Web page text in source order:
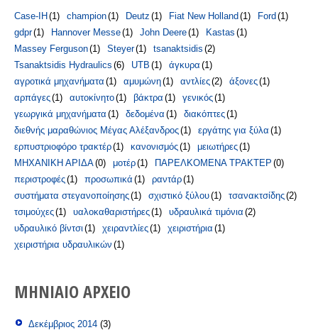
Case-IH (1) champion(1) Deutz (1) Fiat New Holland (1) Ford (1)
gdpr(1) Hannover Messe(1) John Deere(1) Kastas (1)
Massey Ferguson(1) Steyer(1) tsanaktsidis (2)
Tsanaktsidis Hydraulics (6) UTB (1) άγκυρα (1)
αγροτικά μηχανήματα (1) αμυμώνη(1) αντλίες(2) άξονες(1)
αρπάγες(1) αυτοκίνητο(1) βάκτρα (1) γενικός(1)
γεωργικά μηχανήματα (1) δεδομένα (1) διακόπτες(1)
διεθνής μαραθώνιος Μέγας Αλέξανδρος(1) εργάτης για ξύλα (1)
ερπυστριοφόρο τρακτέρ(1) κανονισμός(1) μειωτήρες(1)
ΜΗΧΑΝΙΚΗ ΑΡΙΔΑ(0) μοτέρ(1) ΠΑΡΕΛΚΟΜΕΝΑ ΤΡΑΚΤΕΡ (0)
περιστροφές(1) προσωπικά (1) ραντάρ(1)
συστήματα στεγανοποίησης(1) σχιστικό ξύλου(1) τσανακτσίδης(2)
τσιμούχες(1) υαλοκαθαριστήρες(1) υδραυλικά τιμόνια (2)
υδραυλικό βίντσι (1) χειραντλίες(1) χειριστήρια (1)
χειριστήρια υδραυλικών (1)
ΜΗΝΙΑΊΟ ΑΡΧΕΊΟ
Δεκέμβριος 2014(3)